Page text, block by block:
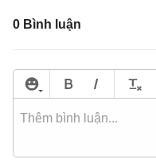
0 Bình luận